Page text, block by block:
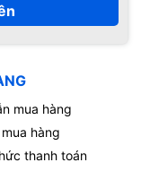
mua hàng
hàng
thanh toán